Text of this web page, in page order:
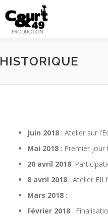
HISTORIQUE
Juin 2018 : Atelier sur
Mai 2018 : Premier jour
20 avril 2018
8 avril 2018 : Atelier
Mars 2018 :
Février 2018 :